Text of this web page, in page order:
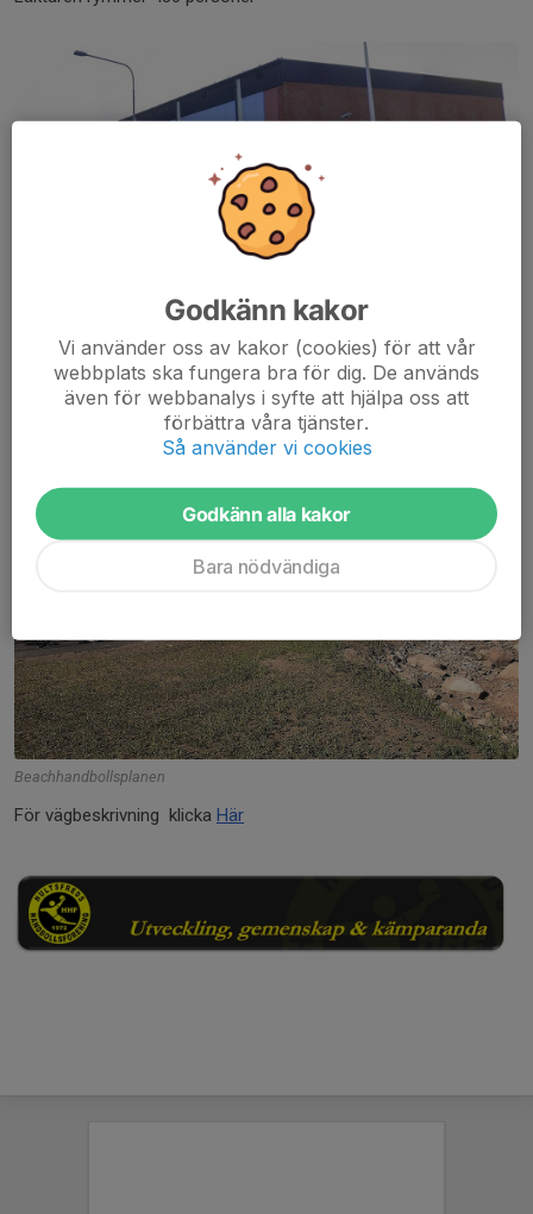
För vägbeskrivning klicka Här
Beachhandbollsplanen
För vägbeskrivning klicka Här
Godkänn kakor
Vi använder oss av kakor (cookies) för att vår
webbplats ska fungera bra för dig. De används
även för webbanalys i syfte att hjälpa oss att
förbättra våra tjänster.
Så använder vi cookies
Godkänn alla kakor
Bara nödvändiga